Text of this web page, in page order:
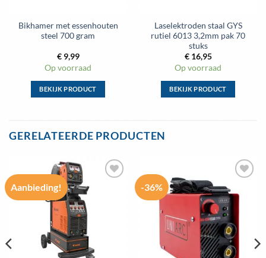
Bikhamer met essenhouten
steel 700 gram
€9,99
Op voorraad
BEKIJK PRODUCT
meerdere
Deze
optie
kan
gekozen
worden
op
de
productpagina
Laselektroden staal GYS
rutiel 6013 3,2mm pak 70
stuks
€16,95
Op voorraad
BEKIJK PRODUCT
kan
gekozen
worden
op
de
productpagina
GERELATEERDE PRODUCTEN
Aanbieding! -36%